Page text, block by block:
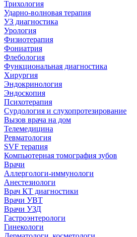
Трихология
Ударно-волновая терапия
УЗ диагностика
Урология
Физиотерапия
Фониатрия
Флебология
Функциональная диагностика
Хирургия
Эндокринология
Эндоскопия
Психотерапия
Сурдология и слухопротезирование
Вызов врача на дом
Телемедицина
Ревматология
SVF терапия
Компьютерная томография зубов
Врачи
Аллергологи-иммунологи
Анестезиологи
Врач КТ диагностики
Врачи УВТ
Врачи УЗД
Гастроэнтерологи
Гинекологи